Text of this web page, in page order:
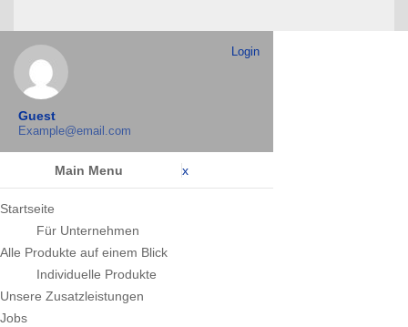
Login
Guest
Example@email.com
Main Menu x
Startseite
Für Unternehmen
Alle Produkte auf einem Blick
Individuelle Produkte
Unsere Zusatzleistungen
Jobs